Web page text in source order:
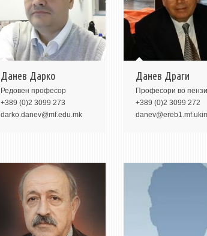
Данев Дарко
Редовeн професор
+389 (0)2 3099 273
darko.danev@mf.edu.mk
Данев Драги
Професори во
+389 (0)2 3099 272